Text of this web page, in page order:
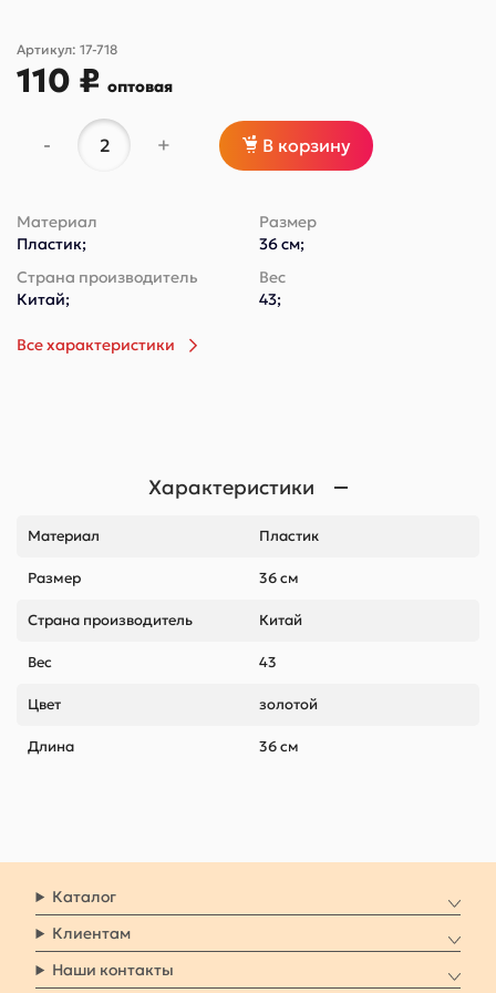
Артикул: 17-718
110 ₽ оптовая
- + В корзину
Материал
Пластик;
Размер
36 см;
Страна производитель
Китай;
Вес
43;
Все характеристики
Характеристики
Материал Пластик
Размер 36 см
Страна производитель Китай
Вес 43
Цвет золотой
Длина 36 см
Каталог
Клиентам
Наши контакты